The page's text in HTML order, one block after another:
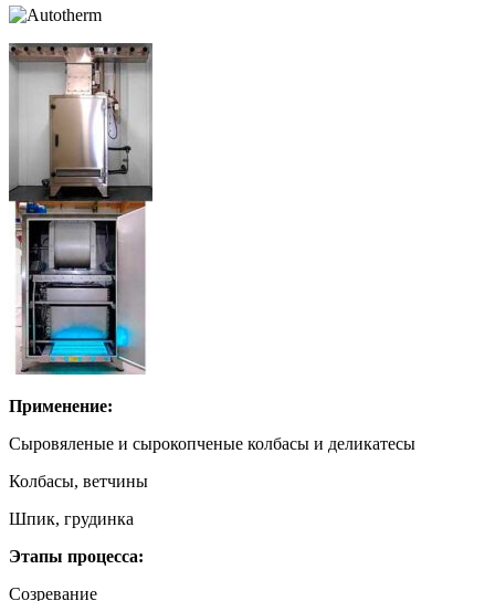
Применение:
Сыровяленые и сырокопченые колбасы и деликатесы
Колбасы, ветчины
Шпик, грудинка
Этапы процесса:
Созревание